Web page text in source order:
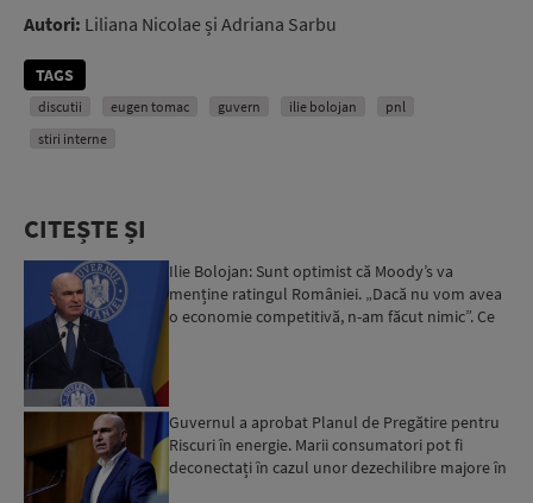
Autori: Liliana Nicolae și Adriana Sarbu
TAGS
discutii eugen tomac guvern ilie bolojan
pnl
stiri interne
CITEȘTE ȘI
Ilie Bolojan: Sunt optimist că Moody’s va
menține ratingul României. „Dacă nu vom avea
o economie competitivă, n-am făcut nimic”. Ce
Guvernul a aprobat Planul de Pregătire pentru
Riscuri în energie. Marii consumatori pot fi
deconectați în cazul unor dezechilibre majore în